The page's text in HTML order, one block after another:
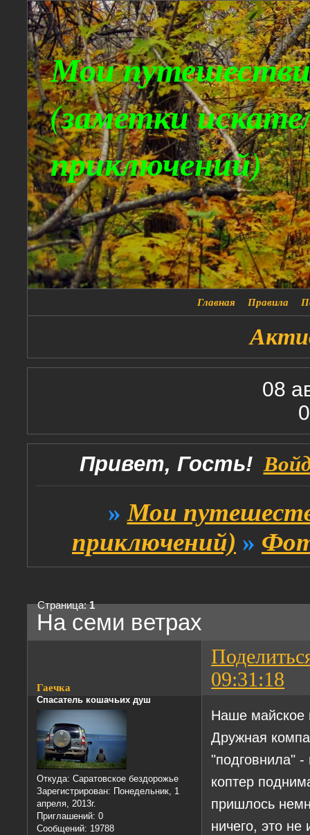
Мои
(заметки
приключений)
Главная Правила
08
Привет, Гость!
» Мои
приключений) »
На семи ветрах
Страница:1
09:31:18
Гаечка
Спасатель кошачьих душ
Откуда: Саратовское бездорожье
Зарегистрирован: Понедельник, 1
апреля, 2013г.
Приглашений: 0
Сообщений: 19788
Наше майское
Дружная
"подговнила"
коптер
пришлось
ничего, это